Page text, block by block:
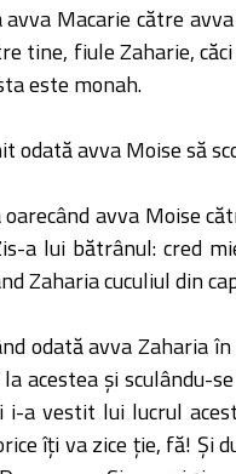
avva Macarie către
tine, fiule Zaharie,
este monah.
odată avva Moise să
oarecând avva Moise
a lui bătrânul: cred
Zaharia cuculiul din
odată avva Zaharia
acestea şi sculându-
i-a vestit lui lucrul
îţi va zice ţie, fă! Şi